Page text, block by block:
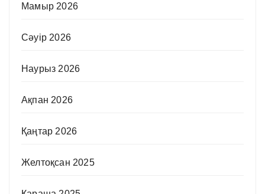
Мамыр 2026
Сәуір 2026
Наурыз 2026
Ақпан 2026
Қаңтар 2026
Желтоқсан 2025